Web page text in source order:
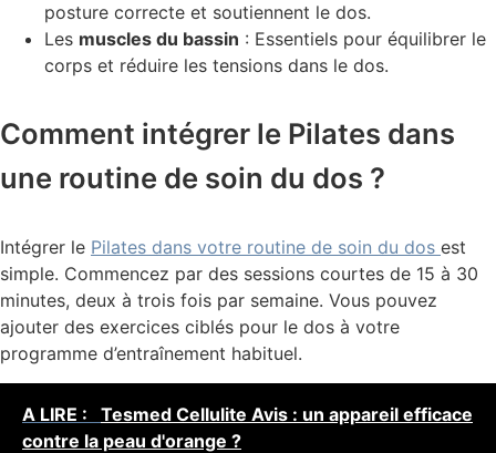
posture correcte et soutiennent le dos.
Les muscles du bassin : Essentiels pour équilibrer le
corps et réduire les tensions dans le dos.
Comment intégrer le Pilates dans
une routine de soin du dos ?
Intégrer le Pilates dans votre routine de soin du dos est
simple. Commencez par des sessions courtes de 15 à 30
minutes, deux à trois fois par semaine. Vous pouvez
ajouter des exercices ciblés pour le dos à votre
programme d’entraînement habituel.
A LIRE :
Tesmed Cellulite Avis : un appareil efficace
contre la peau d'orange ?